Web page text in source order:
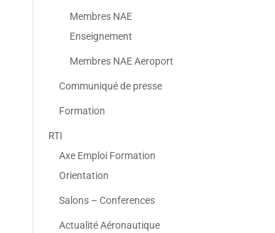
Membres NAE
Enseignement
Membres NAE Aeroport
Communiqué de presse
Formation
RTI
Axe Emploi Formation
Orientation
Salons – Conferences
Actualité Aéronautique